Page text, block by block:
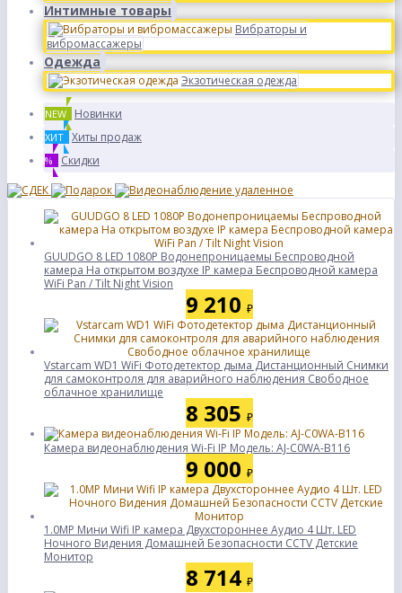
Интимные товары
Вибраторы и
вибромассажеры
Одежда
Экзотическая одежда
NEW Новинки
ХИТ Хиты продаж
% Скидки
GUUDGO 8 LED 1080P Водонепроницаемы Беспроводной
камера На открытом воздухе IP камера Беспроводной камера
WiFi Pan / Tilt Night Vision
9 210 ₽
Vstarcam WD1 WiFi Фотодетектор дыма Дистанционный Снимки
для самоконтроля для аварийного наблюдения Свободное
облачное хранилище
8 305 ₽
Камера видеонаблюдения Wi-Fi IP Модель: AJ-C0WA-B116
9 000 ₽
1.0MP Мини Wifi IP камера Двухстороннее Аудио 4 Шт. LED
Ночного Видения Домашней Безопасности CCTV Детские
Монитор
8 714 ₽